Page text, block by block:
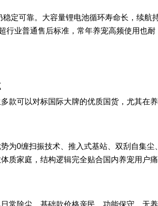
定可靠。大容量锂电池循环寿命长，续航
行业普通售后标准，常年养宠高频使用也耐
款可以对标国际大牌的优质国货，尤其在养
为0缠扫振技术、推入式基站、双刮自集尘
质家庭，结构逻辑完全贴合国内养宠用户痛
常除尘。基础款价格亲民，功能保守，无养